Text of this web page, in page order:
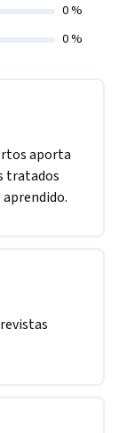
0 %
0 %
aporta
tratados